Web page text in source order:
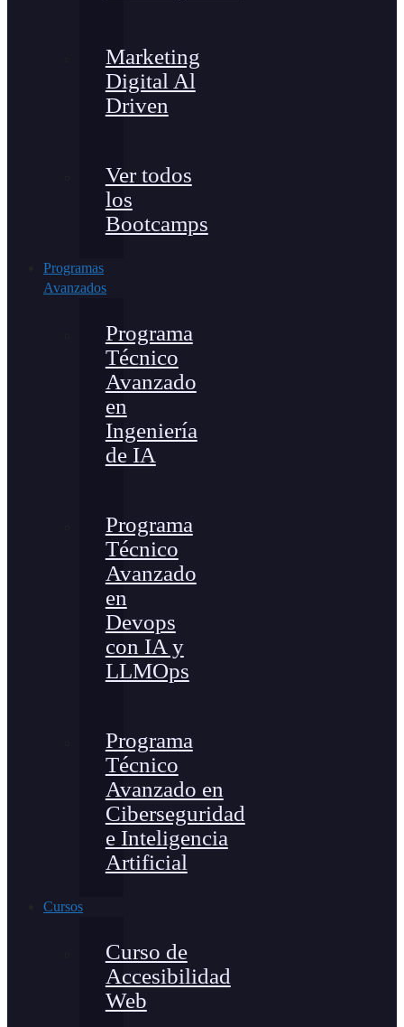
Marketing
Digital Al
Driven
Ver todos
los
Bootcamps
Programas
Avanzados
Programa
Técnico
Avanzado
en
Ingeniería
de IA
Programa
Técnico
Avanzado
en
Devops
con IA y
LLMOps
Programa
Técnico
Avanzado en
Ciberseguridad
e Inteligencia
Artificial
Cursos
Curso de
Accesibilidad
Web